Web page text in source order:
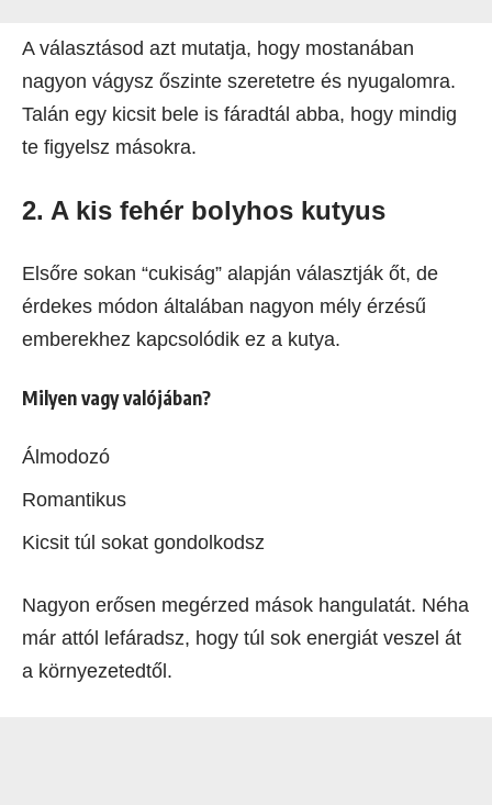
A választásod azt mutatja, hogy mostanában
nagyon vágysz őszinte szeretetre és nyugalomra.
Talán egy kicsit bele is fáradtál abba, hogy mindig
te figyelsz másokra.
2. A kis fehér bolyhos kutyus
Elsőre sokan “cukiság” alapján választják őt, de
érdekes módon általában nagyon mély érzésű
emberekhez kapcsolódik ez a kutya.
Milyen vagy valójában?
Álmodozó
Romantikus
Kicsit túl sokat gondolkodsz
Nagyon erősen megérzed mások hangulatát. Néha
már attól lefáradsz, hogy túl sok energiát veszel át
a környezetedtől.